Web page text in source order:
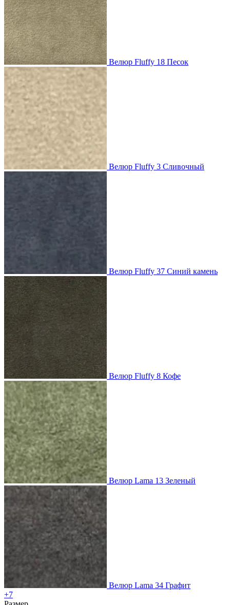
Велюр Fluffy 18 Песок
Велюр Fluffy 3 Сливочный
Велюр Fluffy 37 Синий камень
Велюр Fluffy 8 Кофе
Велюр Lama 13 Зеленый
Велюр Lama 34 Графит
+7